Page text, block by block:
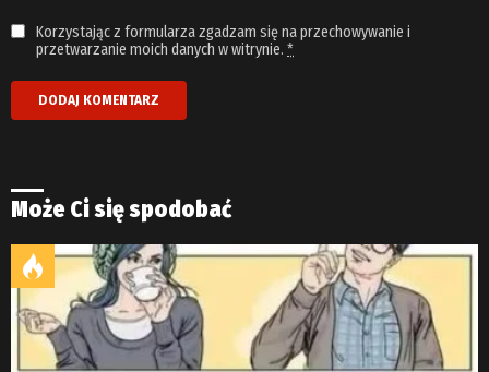
Korzystając z formularza zgadzam się na przechowywanie i
przetwarzanie moich danych w witrynie. *
Może Ci się spodobać